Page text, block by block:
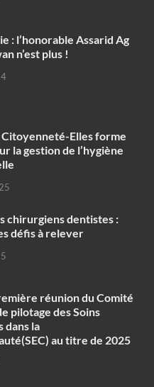
: l’honorable Assarid Ag
n’est plus !
Elles forme
la gestion de l’hygiène
chirurgiens dentistes :
défis à relever
réunion du Comité
pilotage des Soins
dans la
au titre de 2025